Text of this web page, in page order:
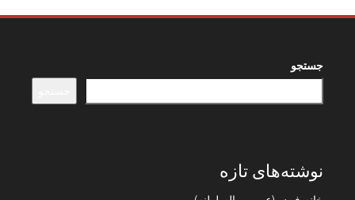
جستجو
نوشته‌های تازه